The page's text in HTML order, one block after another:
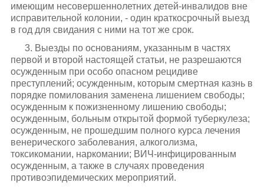
имеющим несовершеннолетних детей-инвалидов вне
исправительной колонии, - один краткосрочный выезд
в год для свидания с ними на тот же срок.
3. Выезды по основаниям, указанным в частях
первой и второй настоящей статьи, не разрешаются
осужденным при особо опасном рецидиве
преступлений; осужденным, которым смертная казнь в
порядке помилования заменена лишением свободы;
осужденным к пожизненному лишению свободы;
осужденным, больным открытой формой туберкулеза;
осужденным, не прошедшим полного курса лечения
венерического заболевания, алкоголизма,
токсикомании, наркомании; ВИЧ-инфицированным
осужденным, а также в случаях проведения
противоэпидемических мероприятий.